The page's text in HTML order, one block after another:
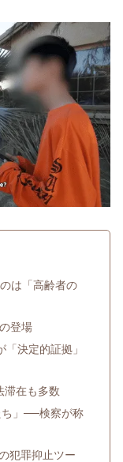
は「高齢者の
登場
決定的証拠」
滞在も多数
ち」──検察が称
犯罪抑止ツー